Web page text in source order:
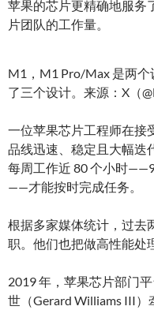
苹果的芯片更精确地服务
片团队的工作量。
M1，M1 Pro/Max 是两
了三个设计。来源：X（
一位苹果芯片工程师在接
品线迅速、稳定且大幅迭
每周工作近 80 个小时
——才能按时完成任务。
根据多家媒体统计，过去
职。他们也把做高性能处
2019 年，苹果芯片部门
世（Gerard Williams III